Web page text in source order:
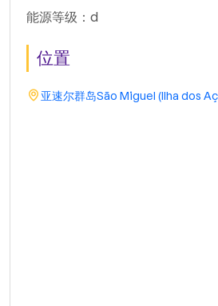
能源等级：d
位置
亚速尔群岛São Miguel (Ilha dos